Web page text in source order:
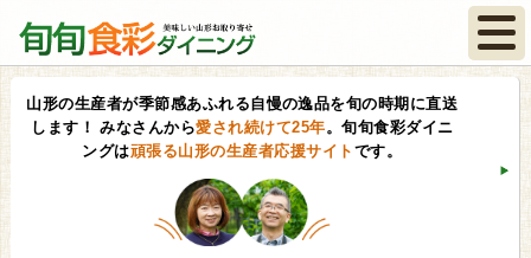
山形の生産者が季節感あふれる自慢の逸品を旬の時期に直送
します！ みなさんから愛され続けて25年。旬旬食彩ダイニ
ングは頑張る山形の生産者応援サイト です。